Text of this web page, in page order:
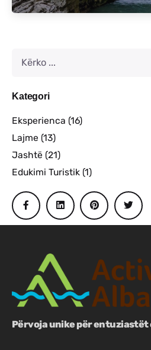
Kategori
Eksperienca (16)
Lajme (13)
Jashtë (21)
Edukimi Turistik (1)
Përvoja unike për